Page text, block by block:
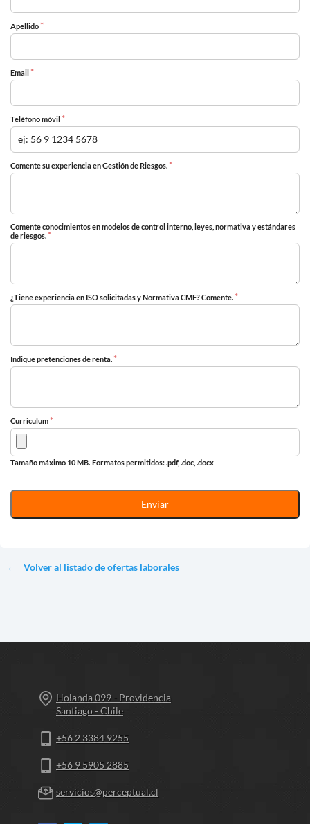
Apellido *
Email *
Teléfono móvil *
Comente su experiencia en Gestión de Riesgos. *
Comente conocimientos en modelos de control interno, leyes, normativa y estándares
de riesgos. *
¿Tiene experiencia en ISO solicitadas y Normativa CMF? Comente. *
Indique pretenciones de renta. *
Curriculum *
Tamaño máximo 10 MB. Formatos permitidos: .pdf, .doc, .docx
Volver al listado de ofertas laborales
Holanda 099 - Providencia
Santiago - Chile
+56 2 3384 9255
+56 9 5905 2885
servicios@perceptual.cl